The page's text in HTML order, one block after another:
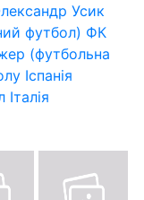
Усик
футбол) ФК
(футбольна
Іспанія
Італія